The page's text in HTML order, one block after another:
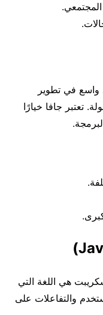
في تطوير
تعتبر جافا خيارًا
هي اللغة التي
والتفاعلات على